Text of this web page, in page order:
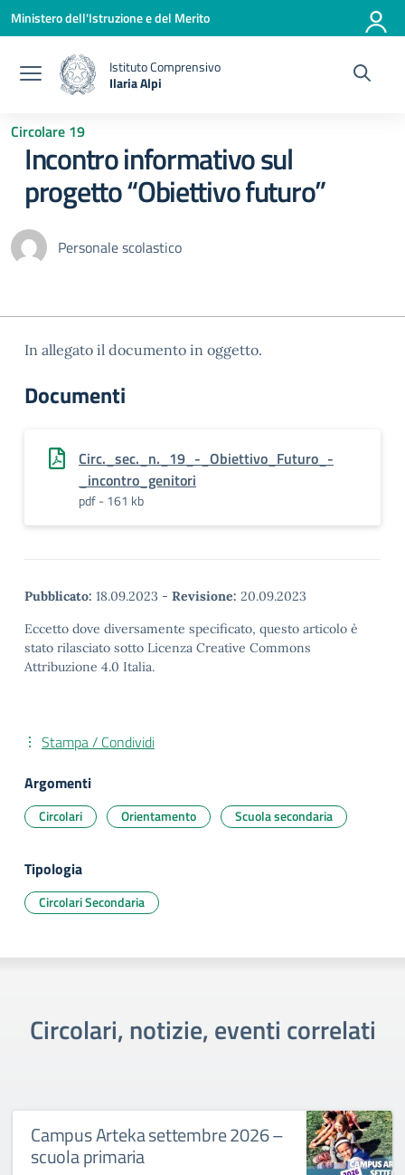
Vai ai contenuti
Vai al menu di navigazione
Vai al footer
Ministero dell'Istruzione e del Merito
Istituto Comprensivo
Ilaria Alpi
Circolare 19
Incontro informativo sul
progetto “Obiettivo futuro”
Personale scolastico
In allegato il documento in oggetto.
Documenti
Circ._sec._n._19_-_Obiettivo_Futuro_-
_incontro_genitori
pdf - 161 kb
Pubblicato: 18.09.2023 - Revisione: 20.09.2023
Eccetto dove diversamente specificato, questo articolo è
stato rilasciato sotto Licenza Creative Commons
Attribuzione 4.0 Italia.
Stampa / Condividi
Argomenti
Circolari Orientamento Scuola secondaria
Tipologia
Circolari Secondaria
Circolari, notizie, eventi correlati
Campus Arteka settembre 2026 –
scuola primaria